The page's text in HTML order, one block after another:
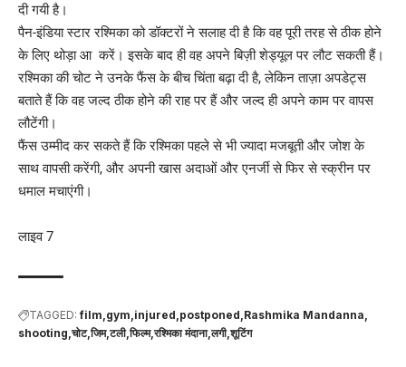
दी गयी है।
पैन-इंडिया स्टार रश्मिका को डॉक्टरों ने सलाह दी है कि वह पूरी तरह से ठीक होने
के लिए थोड़ा आ करें। इसके बाद ही वह अपने बिज़ी शेड्यूल पर लौट सकती हैं।
रश्मिका की चोट ने उनके फैंस के बीच चिंता बढ़ा दी है, लेकिन ताज़ा अपडेट्स
बताते हैं कि वह जल्द ठीक होने की राह पर हैं और जल्द ही अपने काम पर वापस
लौटेंगी।
फैंस उम्मीद कर सकते हैं कि रश्मिका पहले से भी ज्यादा मजबूती और जोश के
साथ वापसी करेंगी, और अपनी खास अदाओं और एनर्जी से फिर से स्क्रीन पर
धमाल मचाएंगी।
लाइव 7
TAGGED: film gym injured postponed Rashmika Mandanna
shooting चोट जिम टली फिल्म रश्मिका मंदाना लगी शूटिंग